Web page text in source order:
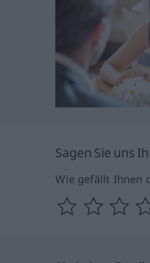
Sagen Sie uns
Wie gefällt Ihnen